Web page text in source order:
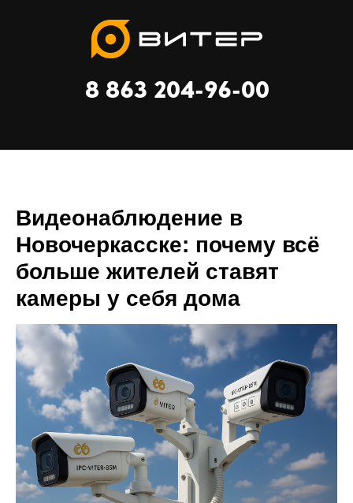
8 863 204-96-00
Видеонаблюдение в
Новочеркасске: почему всё
больше жителей ставят
камеры у себя дома